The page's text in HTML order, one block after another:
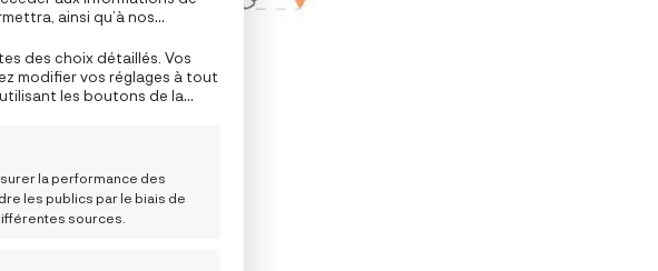
ainsi qu’à nos
(non-)
peut nuire à certaines
des choix détaillés. Vos
modifier vos réglages à tout
les boutons de la
la performance des
les publics par le biais de
sources.